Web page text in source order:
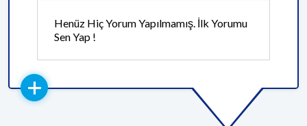
Henüz Hiç Yorum Yapılmamış. İlk Yorumu
Sen Yap !